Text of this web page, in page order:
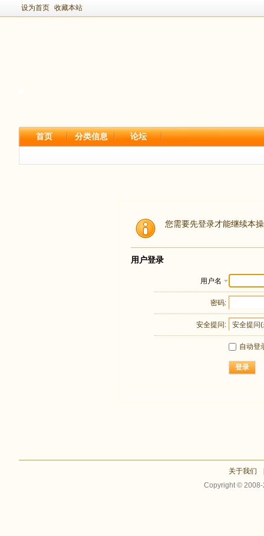
设为首页 收藏本站
首页 分类信息 论坛
您需要先登录才能继续本
用户登录
用户名
密码:
安全提问:
自动登
登录
关于我们
Copyright ©